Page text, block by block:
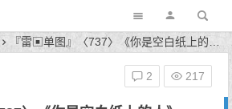
『雷▣单图』〈737〉《你是空白纸上的人》
2 217